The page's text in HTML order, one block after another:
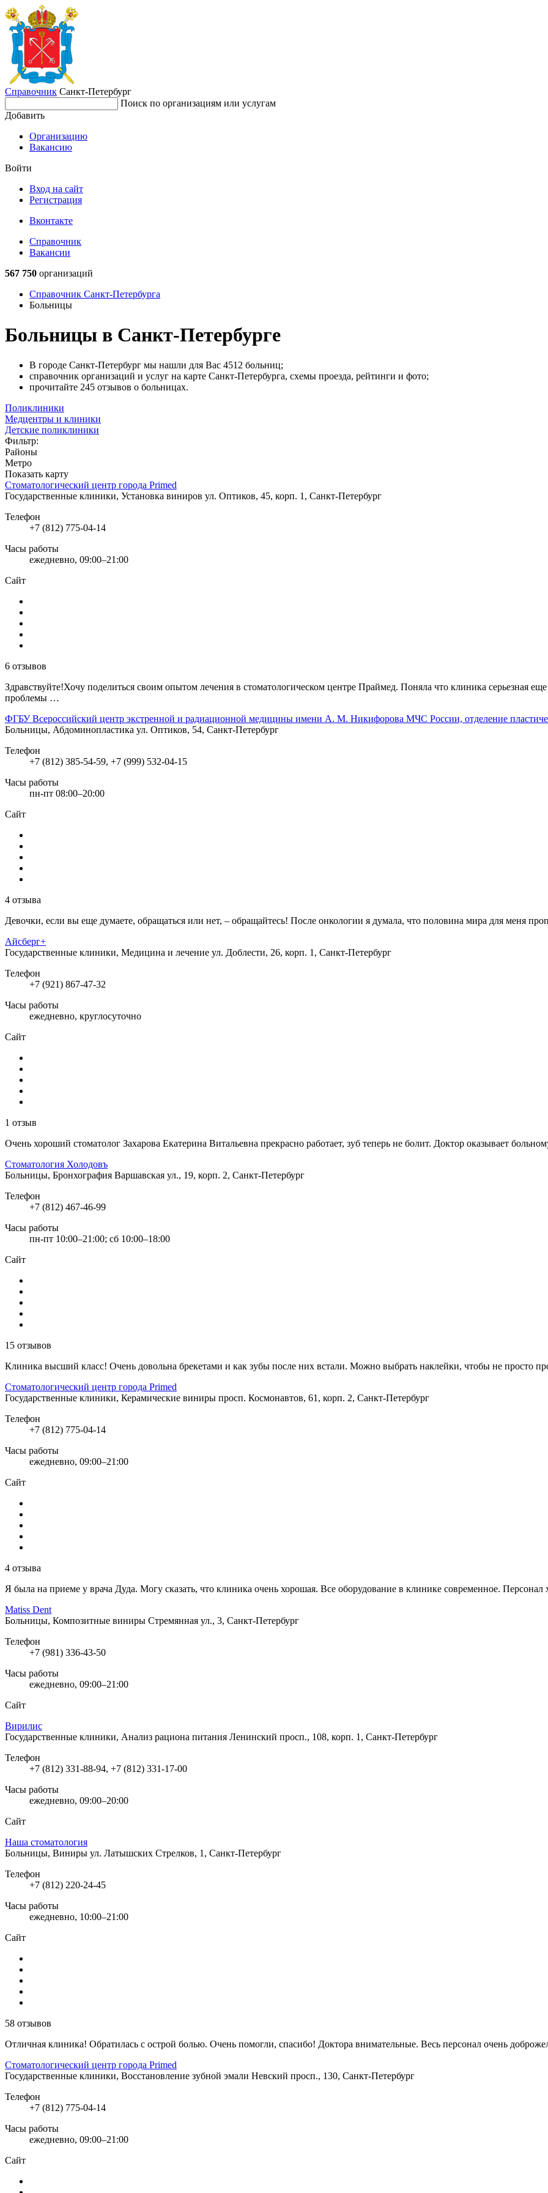
Справочник Санкт-Петербург
Поиск по организациям или услугам
Добавить
Организацию
Вакансию
Войти
Вход на сайт
Регистрация
Вконтакте
Справочник
Вакансии
567 750 организаций
Справочник Санкт-Петербурга
Больницы
Больницы в Санкт-Петербурге
В городе Санкт-Петербург мы нашли для Вас 4512 больниц;
справочник организаций и услуг на карте Санкт-Петербурга, схемы проезда, рейтинги и фото;
прочитайте 245 отзывов о больницах.
Поликлиники
Медцентры и клиники
Детские поликлиники
Фильтр:
Районы
Метро
Показать карту
Стоматологический центр города Primed
Государственные клиники, Установка виниров ул. Оптиков, 45, корп. 1, Санкт-Петербург
Телефон
+7 (812) 775-04-14
Часы работы
ежедневно, 09:00–21:00
Сайт
6 отзывов
Здравствуйте!Хочу поделиться своим опытом лечения в стоматологическом центре Праймед. Поняла что клиника серьезная
проблемы …
ФГБУ Всероссийский центр экстренной и радиационной медицины имени А. М. Никифорова МЧС России, отделение
Больницы, Абдоминопластика ул. Оптиков, 54, Санкт-Петербург
Телефон
+7 (812) 385-54-59, +7 (999) 532-04-15
Часы работы
пн-пт 08:00–20:00
Сайт
4 отзыва
Девочки, если вы еще думаете, обращаться или нет, – обращайтесь! После онкологии я думала, что половина мира для меня
Айсберг+
Государственные клиники, Медицина и лечение ул. Доблести, 26, корп. 1, Санкт-Петербург
Телефон
+7 (921) 867-47-32
Часы работы
ежедневно, круглосуточно
Сайт
1 отзыв
Очень хороший стоматолог Захарова Екатерина Витальевна прекрасно работает, зуб теперь не болит. Доктор оказывает
Стоматология Холодовъ
Больницы, Бронхография Варшавская ул., 19, корп. 2, Санкт-Петербург
Телефон
+7 (812) 467-46-99
Часы работы
пн-пт 10:00–21:00; сб 10:00–18:00
Сайт
15 отзывов
Клиника высший класс! Очень довольна брекетами и как зубы после них встали. Можно выбрать наклейки, чтобы не просто
Стоматологический центр города Primed
Государственные клиники, Керамические виниры просп. Космонавтов, 61, корп. 2, Санкт-Петербург
Телефон
+7 (812) 775-04-14
Часы работы
ежедневно, 09:00–21:00
Сайт
4 отзыва
Я была на приеме у врача Дуда. Могу сказать, что клиника очень хорошая. Все оборудование в клинике современное.
Matiss Dent
Больницы, Композитные виниры Стремянная ул., 3, Санкт-Петербург
Телефон
+7 (981) 336-43-50
Часы работы
ежедневно, 09:00–21:00
Сайт
Вирилис
Государственные клиники, Анализ рациона питания Ленинский просп., 108, корп. 1, Санкт-Петербург
Телефон
+7 (812) 331-88-94, +7 (812) 331-17-00
Часы работы
ежедневно, 09:00–20:00
Сайт
Наша стоматология
Больницы, Виниры ул. Латышских Стрелков, 1, Санкт-Петербург
Телефон
+7 (812) 220-24-45
Часы работы
ежедневно, 10:00–21:00
Сайт
58 отзывов
Отличная клиника! Обратилась с острой болью. Очень помогли, спасибо! Доктора внимательные. Весь персонал очень
Стоматологический центр города Primed
Государственные клиники, Восстановление зубной эмали Невский просп., 130, Санкт-Петербург
Телефон
+7 (812) 775-04-14
Часы работы
ежедневно, 09:00–21:00
Сайт